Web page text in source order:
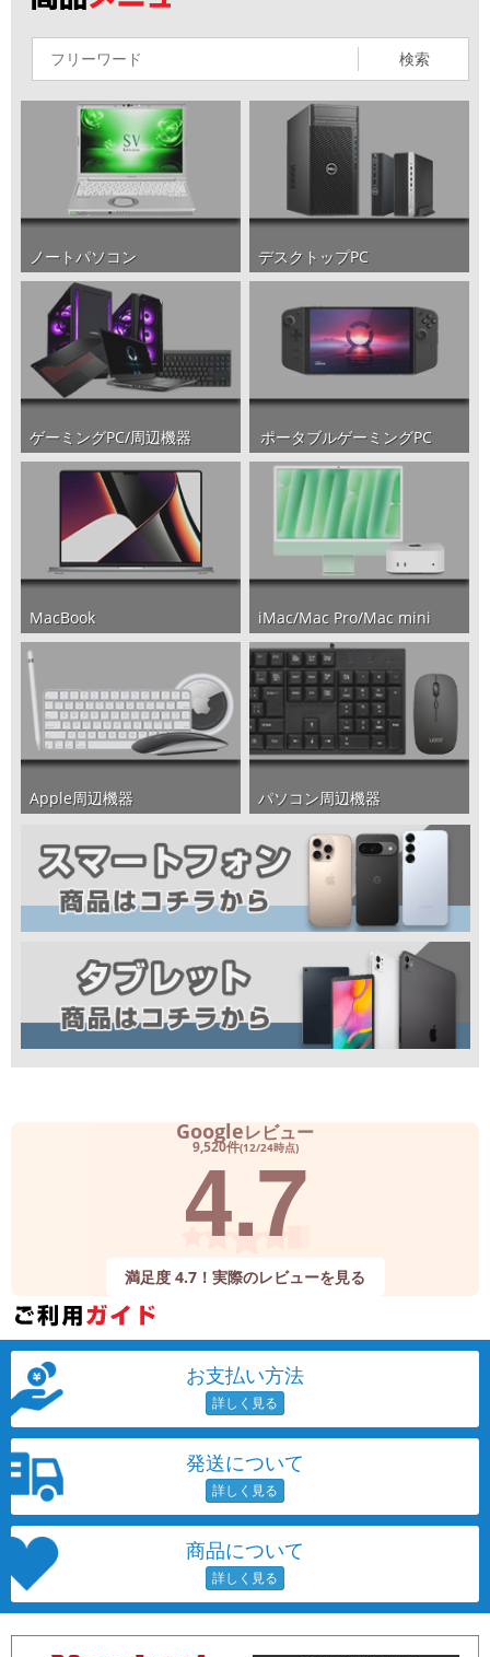
検索
ノートパソコン デスクトップPC
ゲーミングPC/周辺機器 ポータブルゲーミングPC
MacBook iMac/Mac Pro/Mac mini
Apple周辺機器 パソコン周辺機器
Googleレビュー
9,520件(12/24時点)
4.7
満足度 4.7！実際のレビューを見る
お支払い方法
発送について
商品について